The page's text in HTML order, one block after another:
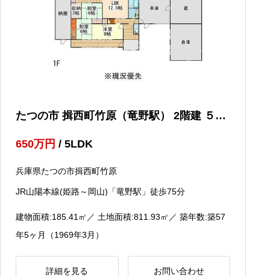
たつの市 揖西町竹原（竜野駅） 2階建 ５Ｌ
650万円 / 5LDK
兵庫県たつの市揖西町竹原
JR山陽本線(姫路～岡山)「竜野駅」徒歩75分
建物面積:185.41㎡ ／ 土地面積:811.93㎡ ／ 築年数:築57
年5ヶ月（1969年3月）
詳細を見る お問い合わせ